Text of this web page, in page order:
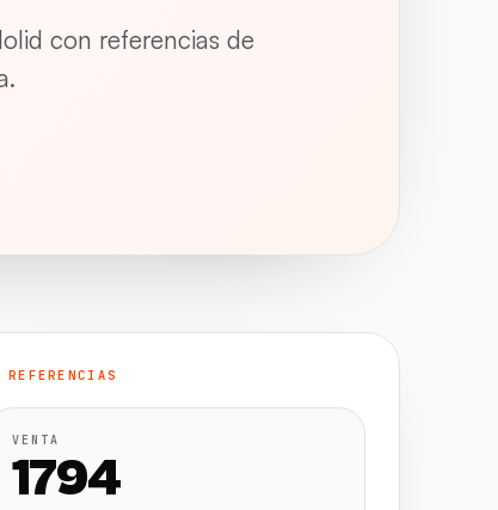
con referencias de
VENTA
1794